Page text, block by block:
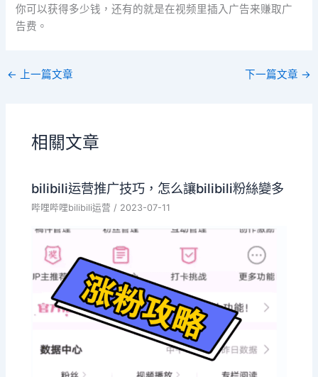
你可以获得多少钱，还有的就是在视频里插入广告来赚取广
告费。
← 上一篇文章 下一篇文章 →
相關文章
bilibili运营推广技巧，怎么讓bilibili粉絲變多
哔哩哔哩bilibili运营 / 2023-07-11